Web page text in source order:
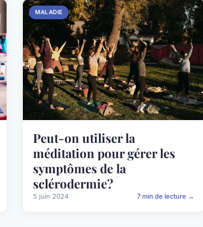
MALADIE
Peut-on utiliser la
méditation pour gérer les
symptômes de la
sclérodermie?
5 juin 2024 7 min de lecture →